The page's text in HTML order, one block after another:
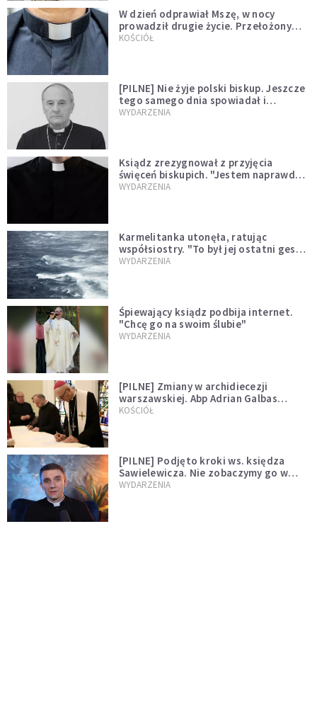
W dzień odprawiał Mszę, w nocy
prowadził drugie życie. Przełożony
kazał mu opuścić zakon
KOŚCIÓŁ
[PILNE] Nie żyje polski biskup. Jeszcze
tego samego dnia spowiadał i
sprawował Mszę świętą
WYDARZENIA
Ksiądz zrezygnował z przyjęcia
święceń biskupich. "Jestem naprawdę
niegodny"
WYDARZENIA
Karmelitanka utonęła, ratując
współsiostry. "To był jej ostatni gest
miłości"
WYDARZENIA
Śpiewający ksiądz podbija internet.
"Chcę go na swoim ślubie"
WYDARZENIA
[PILNE] Zmiany w archidiecezji
warszawskiej. Abp Adrian Galbas
wręczył dekrety nowym proboszczom
KOŚCIÓŁ
[PILNE] Podjęto kroki ws. księdza
Sawielewicza. Nie zobaczymy go w
mediach
WYDARZENIA